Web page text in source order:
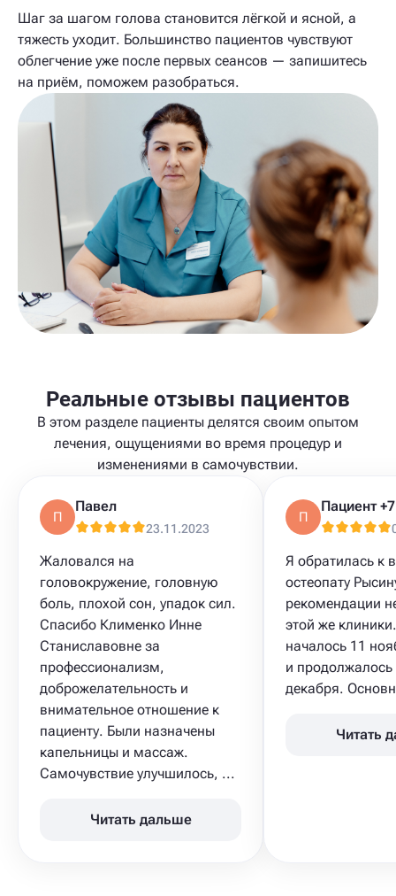
Шаг за шагом голова становится лёгкой и ясной, а
тяжесть уходит. Большинство пациентов чувствуют
облегчение уже после первых сеансов — запишитесь
на приём, поможем разобраться.
Реальные отзывы пациентов
В этом разделе пациенты делятся своим опытом
лечения, ощущениями во время процедур и
изменениями в самочувствии.
П
Павел
23.11.2023
Жаловался на
головокружение, головную
боль, плохой сон, упадок сил.
Спасибо Клименко Инне
Станиславовне за
профессионализм,
доброжелательность и
внимательное отношение к
пациенту. Были назначены
капельницы и массаж.
Самочувствие улучшилось, ...
Читать дальше
П
Я обратилась к
остеопату
рекомендации
этой же
началось 11
и продолжалось
декабря.
Читать